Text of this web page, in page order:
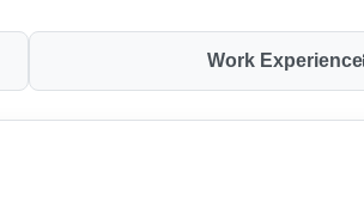
Work Experience